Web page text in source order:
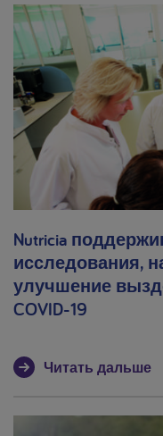
Nutricia
исследования,
улучшение
COVID-19
Читать дальше